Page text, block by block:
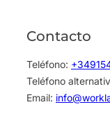
Contacto
Teléfono:
Teléfono
Email: